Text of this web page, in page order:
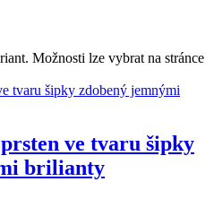
Možnosti lze vybrat na stránce
ve tvaru šipky
brilianty